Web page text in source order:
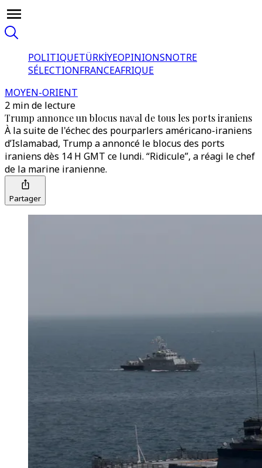
POLITIQUETÜRKİYEOPINIONSNOTRE
SÉLECTIONFRANCEAFRIQUE
MOYEN-ORIENT
2 min de lecture
Trump annonce un blocus naval de tous les ports iraniens
À la suite de l'échec des pourparlers américano-iraniens
d’Islamabad, Trump a annoncé le blocus des ports
iraniens dès 14 H GMT ce lundi. “Ridicule”, a réagi le chef
de la marine iranienne.
Partager